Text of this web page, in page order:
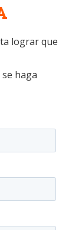
lograr que
haga